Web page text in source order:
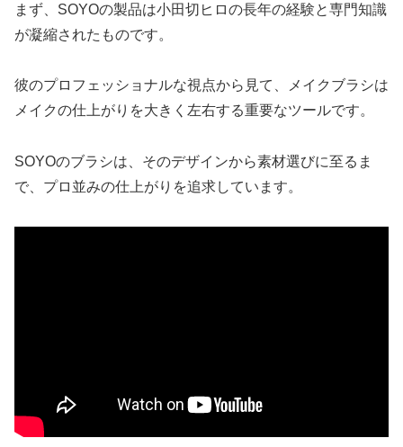
まず、SOYOの製品は小田切ヒロの長年の経験と専門知識
が凝縮されたものです。
彼のプロフェッショナルな視点から見て、メイクブラシは
メイクの仕上がりを大きく左右する重要なツールです。
SOYOのブラシは、そのデザインから素材選びに至るま
で、プロ並みの仕上がりを追求しています。